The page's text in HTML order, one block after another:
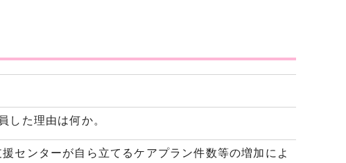
た理由は何か。
センターが自ら立てるケアプラン件数等の増加によ